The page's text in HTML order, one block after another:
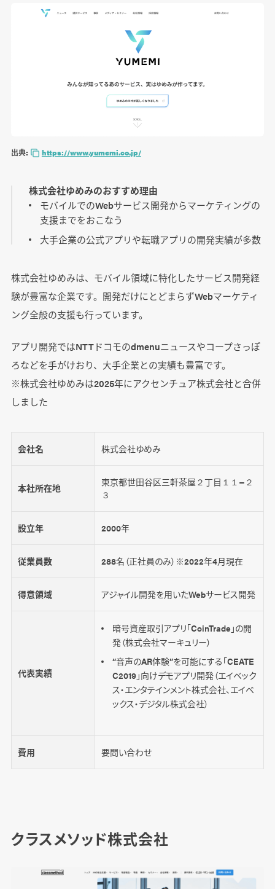
出典: https://www.yumemi.co.jp/
株式会社ゆめみのおすすめ理由
モバイルでのWebサービス開発からマーケティングの
支援までをおこなう
大手企業の公式アプリや転職アプリの開発実績が多数
株式会社ゆめみは、モバイル領域に特化したサービス開発経
験が豊富な企業です。開発だけにとどまらずWebマーケティ
ング全般の支援も行っています。
アプリ開発ではNTTドコモのdmenuニュースやコープさっぽ
ろなどを手がけおり、大手企業との実績も豊富です。
※株式会社ゆめみは2025年にアクセンチュア株式会社と合併
しました
会社名 株式会社ゆめみ
本社所在地
東京都世田谷区三軒茶屋２丁目１１−２
３
設立年 2000年
従業員数 288名（正社員のみ）※2022年4月現在
得意領域 アジャイル開発を用いたWebサービス開発
代表実績
暗号資産取引アプリ「CoinTrade」の開
発（株式会社マーキュリー）
“音声のAR体験”を可能にする「CEATE
C2019」向けデモアプリ開発（エイベック
ス・エンタテインメント株式会社、エイベ
ックス・デジタル株式会社）
費用 要問い合わせ
クラスメソッド株式会社